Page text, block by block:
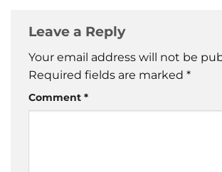
Leave a Reply
Your email address will not be
Required fields are marked *
Comment *